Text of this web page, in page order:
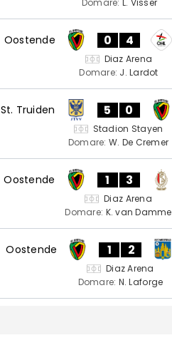
Domare: L. Visser
Oostende 0 4
Diaz Arena
Domare: J. Lardot
St. Truiden 5 0
Stadion Stayen
Domare:W. De Cremer
Oostende 1 3
Diaz Arena
Domare: K. van Damme
Oostende 1 2
Diaz Arena
Domare: N. Laforge